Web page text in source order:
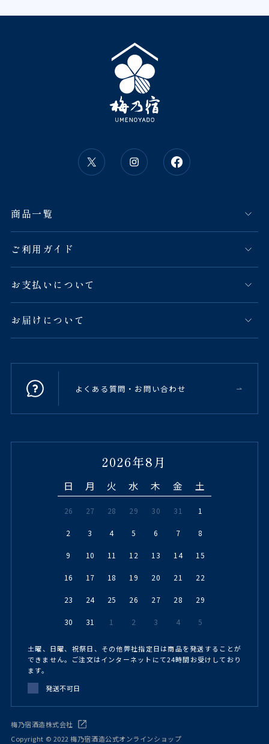
商品一覧
ご利用ガイド
お支払いについて
お届けについて
よくある質問・お問い合わせ
2026年8月
日 月 火 水 木 金 土
26 27 28 29 30 31 1
2 3 4 5 6 7 8
9 10 11 12 13 14 15
16 17 18 19 20 21 22
23 24 25 26 27 28 29
30 31 1 2 3 4 5
土曜、日曜、祝祭日、その他弊社指定日は商品を発送することが
できません。ご注文はインターネットにて24時間お受けしており
ます。
発送不可日
梅乃宿酒造株式会社
Copyright © 2022 梅乃宿酒造公式オンラインショップ